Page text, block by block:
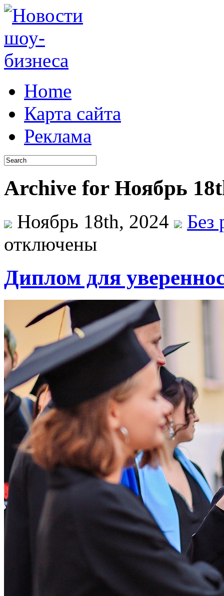
Home
Карта сайта
Реклама
Archive for Ноябрь
Ноябрь 18th, 2024
Без
отключены
Диплом для